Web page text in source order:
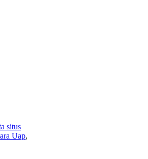
situs
Uap,